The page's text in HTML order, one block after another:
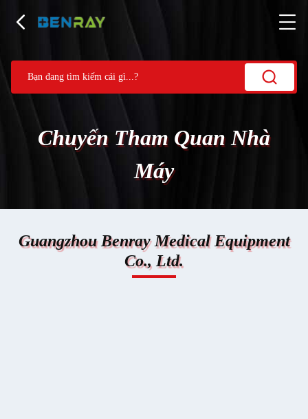
Chuyến Tham Quan Nhà
Máy
Guangzhou Benray Medical Equipment
Co., Ltd.